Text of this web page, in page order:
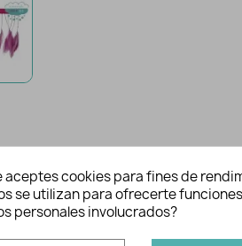
cookies para fines de
se utilizan para ofrecerte
personales involucrados?